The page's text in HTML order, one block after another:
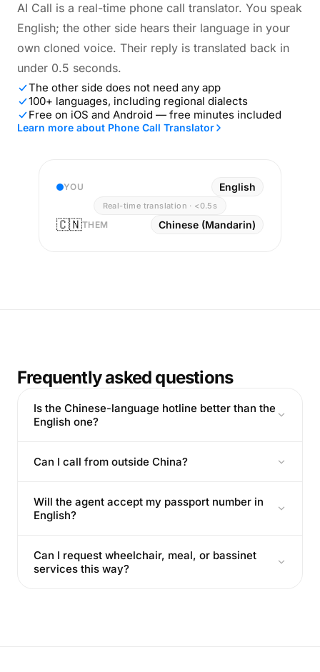
AI Call is a real-time phone call translator. You speak
English; the other side hears their language in your
own cloned voice. Their reply is translated back in
under 0.5 seconds.
The other side does not need any app
100+ languages, including regional dialects
Free on iOS and Android — free minutes included
Learn more about Phone Call Translator
YOU English
Real-time translation · <0.5s
🇨🇳THEM Chinese (Mandarin)
Frequently asked questions
Is the Chinese-language hotline better than the
English one?
Can I call from outside China?
Will the agent accept my passport number in
English?
Can I request wheelchair, meal, or bassinet
services this way?